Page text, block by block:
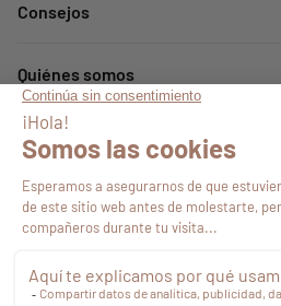
Consejos
Quiénes somos
Servicios
Síguenos en